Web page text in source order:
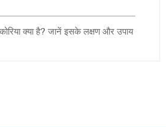
क्या है? जानें इसके लक्षण और उपाय